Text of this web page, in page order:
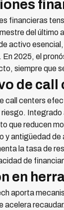
financieras
del último
activo
. En 2025, el
siempre que
de call
call centers
que reducen
y antigüedad de
la tasa de
de
en
aporta
acelera